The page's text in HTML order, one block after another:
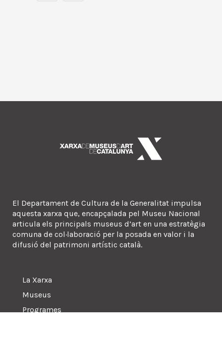
El Departament de Cultura de la Generalitat impulsa
aquesta xarxa que, encapçalada pel Museu Nacional
articula els principals museus d’art en una estratègia
comuna de col·laboració per la posada en valor i la
difusió del patrimoni artístic català.
La Xarxa
Museus
Programes